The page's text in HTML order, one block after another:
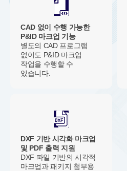
CAD 없이 수행 가능한
P&ID 마크업 기능
별도의 CAD 프로그램
없이도 P&ID 마크업
작업을 수행할 수
있습니다.
DXF 기반 시각화 마크업
및 PDF 출력 지원
DXF 파일 기반의 시각적
마크업과 패키지 첨부용